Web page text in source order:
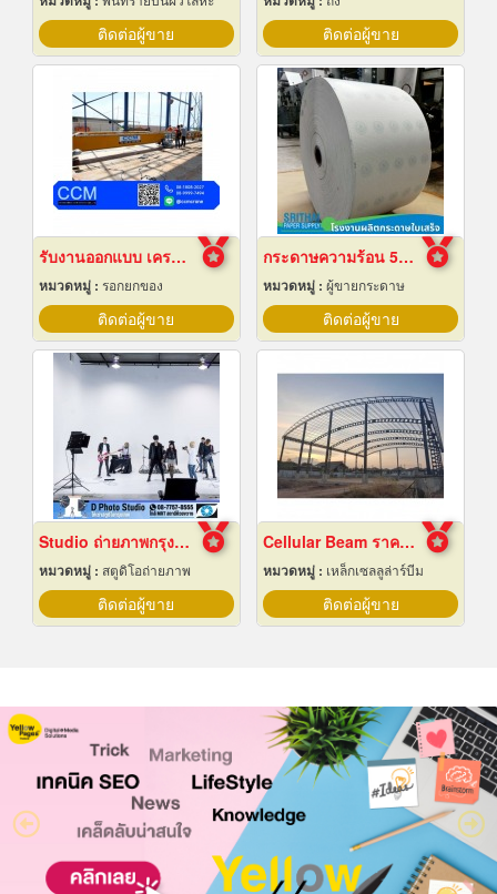
ติดต่อผู้ขาย ติดต่อผู้ขาย
รับงานออกแบบ เครนโรงงาน
หมวดหมู่ : รอกยกของ
ติดต่อผู้ขาย
กระดาษความร้อน 57x80 ราคาส่ง
หมวดหมู่ : ผู้ขายกระดาษ
ติดต่อผู้ขาย
Studio ถ่ายภาพกรุงเทพ
หมวดหมู่ : สตูดิโอถ่ายภาพ
ติดต่อผู้ขาย
Cellular Beam ราคาโรงงาน
หมวดหมู่ : เหล็กเซลลูล่าร์บีม
ติดต่อผู้ขาย